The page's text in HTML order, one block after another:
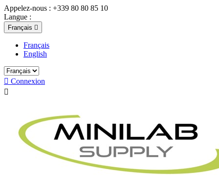
Appelez-nous : +339 80 80 85 10
Langue :
Français 
Français
English
 Connexion
